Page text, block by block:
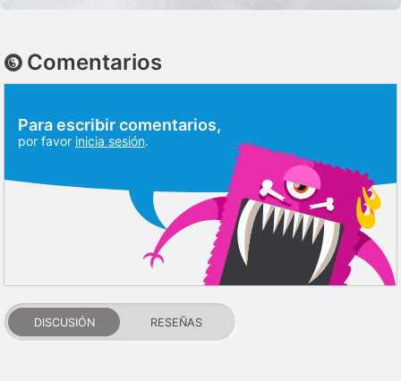
Comentarios
Para escribir comentarios,
por favor inicia sesión.
DISCUSIÓN RESEÑAS